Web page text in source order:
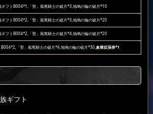
ギフトB004*1,「聖」風竜騎士の破片*3,地鳴の輪の破片*10
ギフトB004*2,「聖」風竜騎士の破片*3,地鳴の輪の破片*20
ギフトB004*2,「聖」風竜騎士の破片*4,地鳴の輪の破片*20
B004*2,「聖」風竜騎士の破片*4,地鳴の輪の破片*30,倉庫拡張券*1
ギフト